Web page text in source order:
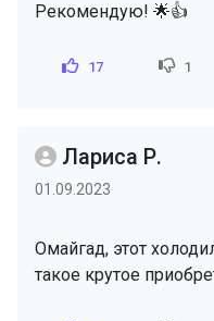
Рекомендую! 🌟👍
17 1
Лариса Р.
01.09.2023
Омайгад, этот
такое крутое